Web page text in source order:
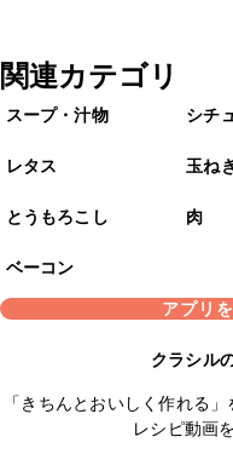
関連カテゴリ
スープ・汁物 シチ
レタス 玉ね
とうもろこし 肉
ベーコン
アプリ
クラシル
「きちんとおいしく作れる
レシピ動画